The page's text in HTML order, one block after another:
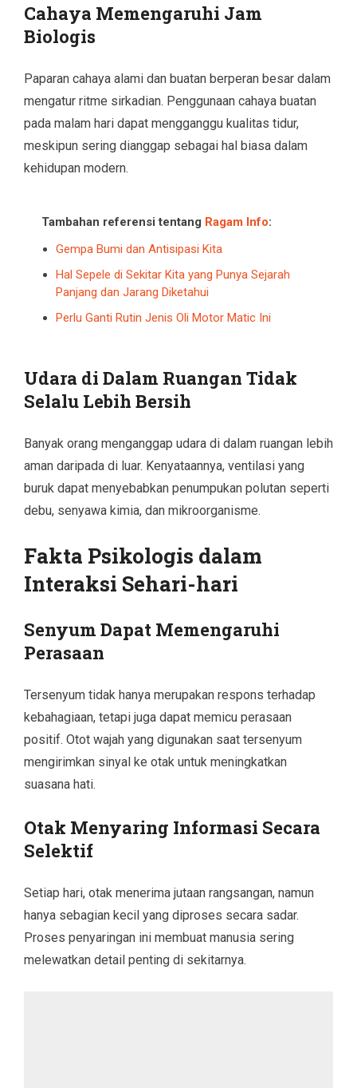
Cahaya Memengaruhi Jam
Biologis
Paparan cahaya alami dan buatan berperan besar dalam
mengatur ritme sirkadian. Penggunaan cahaya buatan
pada malam hari dapat mengganggu kualitas tidur,
meskipun sering dianggap sebagai hal biasa dalam
kehidupan modern.
Tambahan referensi tentang Ragam Info:
Gempa Bumi dan Antisipasi Kita
Hal Sepele di Sekitar Kita yang Punya Sejarah
Panjang dan Jarang Diketahui
Perlu Ganti Rutin Jenis Oli Motor Matic Ini
Udara di Dalam Ruangan Tidak
Selalu Lebih Bersih
Banyak orang menganggap udara di dalam ruangan lebih
aman daripada di luar. Kenyataannya, ventilasi yang
buruk dapat menyebabkan penumpukan polutan seperti
debu, senyawa kimia, dan mikroorganisme.
Fakta Psikologis dalam
Interaksi Sehari-hari
Senyum Dapat Memengaruhi
Perasaan
Tersenyum tidak hanya merupakan respons terhadap
kebahagiaan, tetapi juga dapat memicu perasaan
positif. Otot wajah yang digunakan saat tersenyum
mengirimkan sinyal ke otak untuk meningkatkan
suasana hati.
Otak Menyaring Informasi Secara
Selektif
Setiap hari, otak menerima jutaan rangsangan, namun
hanya sebagian kecil yang diproses secara sadar.
Proses penyaringan ini membuat manusia sering
melewatkan detail penting di sekitarnya.